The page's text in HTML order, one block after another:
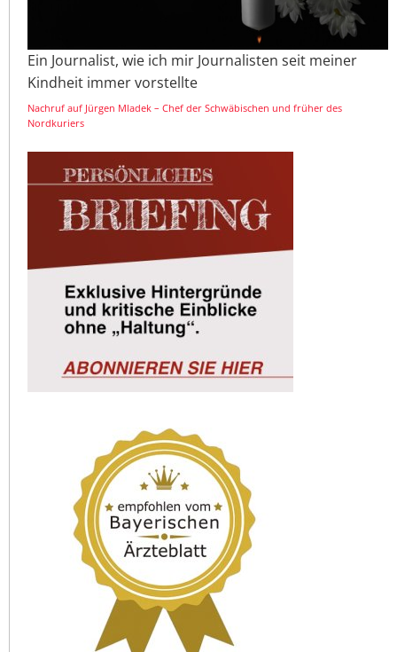
Ein Journalist, wie ich mir Journalisten seit meiner
Kindheit immer vorstellte
Nachruf auf Jürgen Mladek – Chef der Schwäbischen und früher des
Nordkuriers